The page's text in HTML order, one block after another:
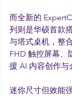
而全新的
列则是华硕首款
与塔式桌机，整
FHD 触控屏幕、
援 AI 内容创作与
迷你尺寸但效能